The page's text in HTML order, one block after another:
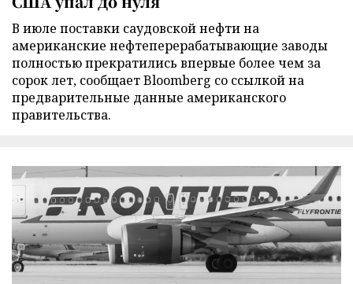
В июле поставки саудовской нефти на
американские нефтеперерабатывающие заводы
полностью прекратились впервые более чем за
сорок лет, сообщает Bloomberg со ссылкой на
предварительные данные американского
правительства.